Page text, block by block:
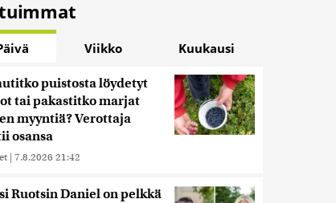
Viikko Kuukausi
puistosta löydetyt
tai pakastitko marjat
myyntiä? Verottaja
osansa
| 7.8.2026 21:42
Ruotsin Daniel on pelkkä